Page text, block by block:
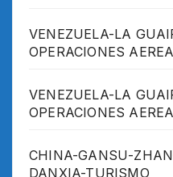
VENEZUELA-LA
OPERACIONES
VENEZUELA-LA
OPERACIONES
CHINA-GANSU-
DANXIA-TURISMO